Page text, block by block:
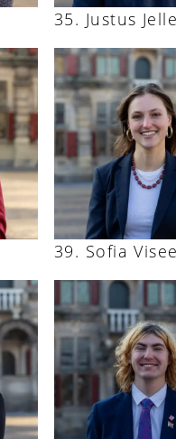
Justus
Sofia Visee